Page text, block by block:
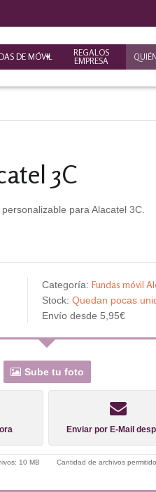
DE MÓVIL
REGALOS
EMPRESA
3C
para Alacatel 3C.
Categoría: Fundas móvil
Stock: Quedan pocas
Envío desde 5,95€
Sube tu foto
Enviar por E-Mail
10 MB Cantidad de archivos